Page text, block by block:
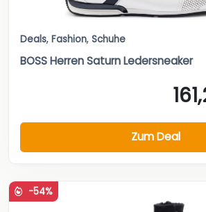
Deals, Fashion, Schuhe
BOSS Herren Saturn Ledersneaker
Zum Deal
-54%